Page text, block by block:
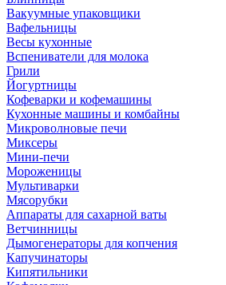
Вакуумные упаковщики
Вафельницы
Весы кухонные
Вспениватели для молока
Грили
Йогуртницы
Кофеварки и кофемашины
Кухонные машины и комбайны
Микроволновые печи
Миксеры
Мини-печи
Мороженицы
Мультиварки
Мясорубки
Аппараты для сахарной ваты
Ветчинницы
Дымогенераторы для копчения
Капучинаторы
Кипятильники